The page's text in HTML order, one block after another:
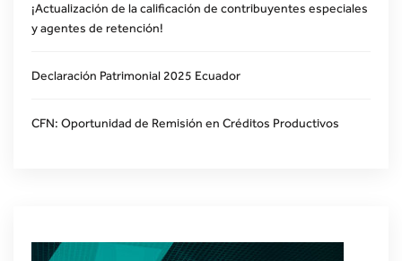
¡Actualización de la calificación de contribuyentes especiales
y agentes de retención!
Declaración Patrimonial 2025 Ecuador
CFN: Oportunidad de Remisión en Créditos Productivos